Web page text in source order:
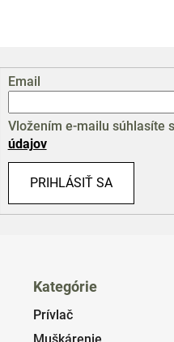
Email
Vložením e-mailu súhlasíte s
údajov
PRIHLÁSIŤ SA
Kategórie
Prívlač